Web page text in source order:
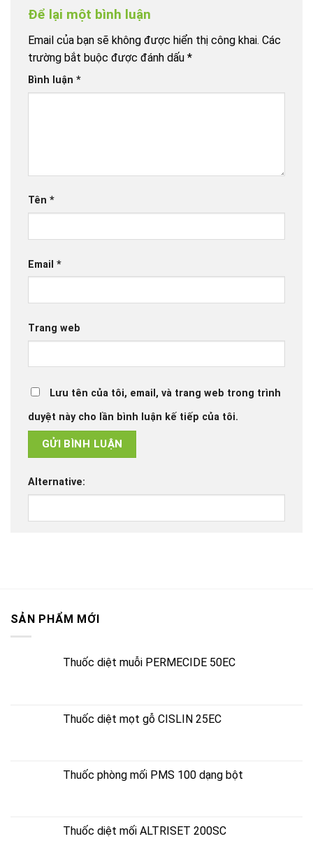
Để lại một bình luận
Email của bạn sẽ không được hiển thị công khai. Các
trường bắt buộc được đánh dấu *
Bình luận *
Tên *
Email *
Trang web
Lưu tên của tôi, email, và trang web trong trình
duyệt này cho lần bình luận kế tiếp của tôi.
Alternative:
SẢN PHẨM MỚI
Thuốc diệt muỗi PERMECIDE 50EC
Thuốc diệt mọt gỗ CISLIN 25EC
Thuốc phòng mối PMS 100 dạng bột
Thuốc diệt mối ALTRISET 200SC